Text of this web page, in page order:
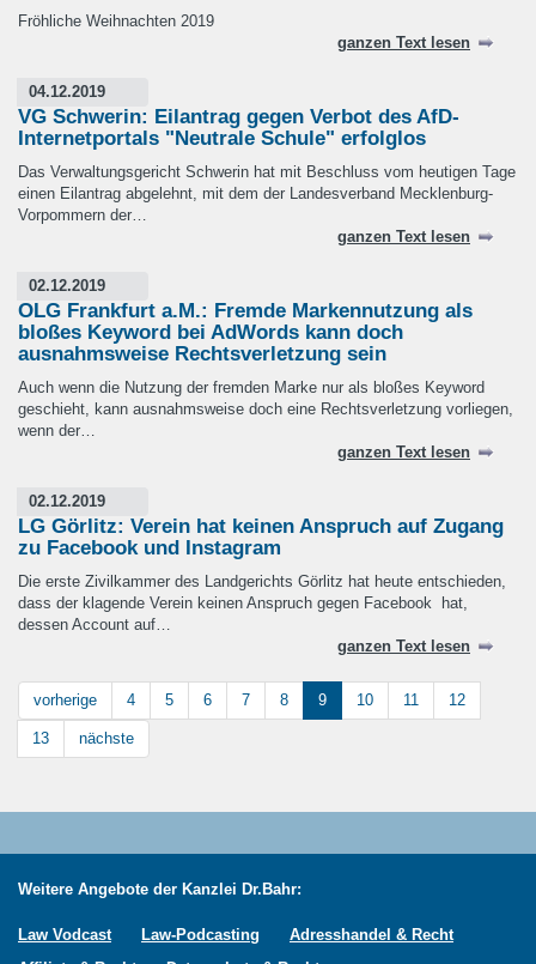
Fröhliche Weihnachten 2019
ganzen Text lesen
04.12.2019
VG Schwerin: Eilantrag gegen Verbot des AfD-
Internetportals "Neutrale Schule" erfolglos
Das Verwaltungsgericht Schwerin hat mit Beschluss vom heutigen Tage
einen Eilantrag abgelehnt, mit dem der Landesverband Mecklenburg-
Vorpommern der…
ganzen Text lesen
02.12.2019
OLG Frankfurt a.M.: Fremde Markennutzung als
bloßes Keyword bei AdWords kann doch
ausnahmsweise Rechtsverletzung sein
Auch wenn die Nutzung der fremden Marke nur als bloßes Keyword
geschieht, kann ausnahmsweise doch eine Rechtsverletzung vorliegen,
wenn der…
ganzen Text lesen
02.12.2019
LG Görlitz: Verein hat keinen Anspruch auf Zugang
zu Facebook und Instagram
Die erste Zivilkammer des Landgerichts Görlitz hat heute entschieden,
dass der klagende Verein keinen Anspruch gegen Facebook hat,
dessen Account auf…
ganzen Text lesen
vorherige 4 5 6 7 8 9 10 11 12
13 nächste
Weitere Angebote der Kanzlei Dr.Bahr:
Law Vodcast Law-Podcasting
Adresshandel & Recht